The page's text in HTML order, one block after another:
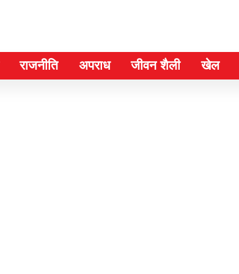
राजनीति अपराध जीवन शैली खेल